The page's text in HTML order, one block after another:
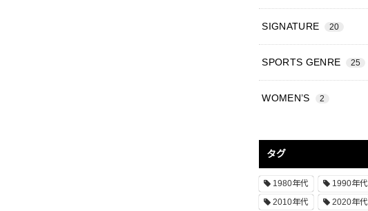
SIGNATURE 20
SPORTS GENRE 25
WOMEN’S 2
タグ
1980年代 1990年代
2010年代
2020年代